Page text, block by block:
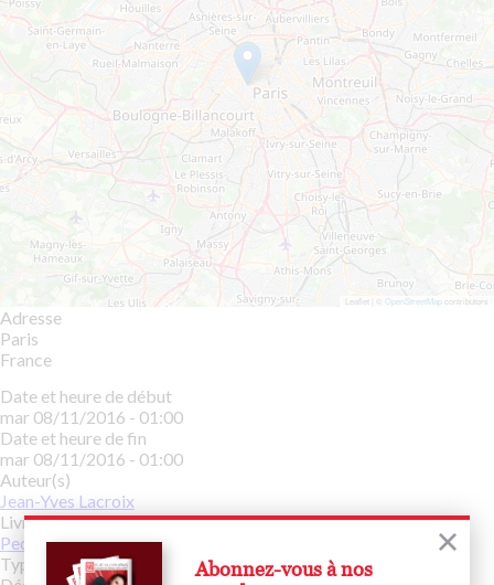
Abonnez-vous à nos
Leaflet | © OpenStreetMapcontributors
Adresse
Paris
France
Date et heure de début
mar 08/11/2016 - 01:00
Date et heure de fin
mar 08/11/2016 - 01:00
Auteur(s)
Jean-Yves Lacroix
Livre(s)
Pechblende
Type d’événement